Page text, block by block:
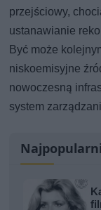
przejściowy,
ustanawianie
Być może
niskoemisyjne
nowoczesną
system